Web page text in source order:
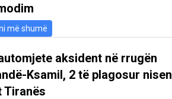
më shumë
aksident në rrugën
Ksamil, 2 të plagosur nisen
Tiranës